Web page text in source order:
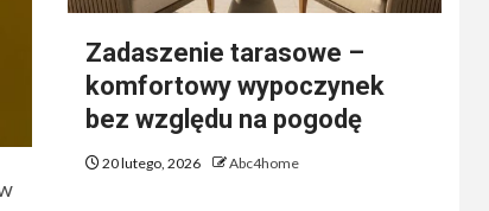
Zadaszenie tarasowe –
komfortowy wypoczynek
bez względu na pogodę
20 lutego, 2026 Abc4home